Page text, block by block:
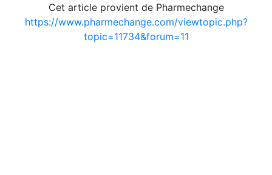
Cet article provient de Pharmechange
https://www.pharmechange.com/viewtopic.php?
topic=11734&forum=11